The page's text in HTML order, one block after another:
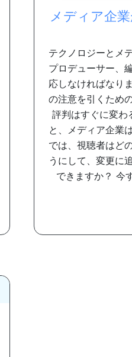
メディア企
テクノロジーとメ
プロデューサー、
応しなければなり
の注意を引くため
評判はすぐに変わ
と、メディア企業
では、視聴者はど
うにして、変更に
できますか？ 今